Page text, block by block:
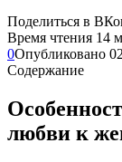
Поделиться в
Время чтения 14
0Опубликовано
Содержание
любви к